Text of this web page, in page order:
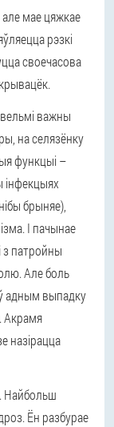
мае цяжкае
рэзкі
своечасова
вельмі важны
на селязёнку
функцыі –
інфекцыях
брыняе),
І пачынае
з патройны
Але боль
адным выпадку
Акрамя
назірацца
Найбольш
Ён разбурае